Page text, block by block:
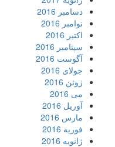
دسامبر 2016
نوامبر 2016
اکتبر 2016
سپتامبر 2016
آگوست 2016
جولای 2016
ژوئن 2016
می 2016
آوریل 2016
مارس 2016
فوریه 2016
ژانویه 2016